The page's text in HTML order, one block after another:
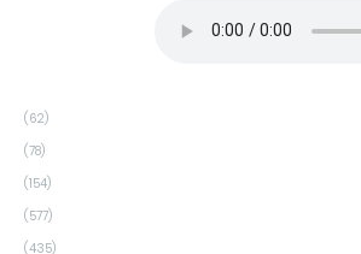
(62)
(78)
(154)
(577)
(435)